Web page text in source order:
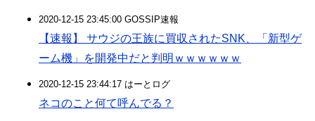
2020-12-15 23:45:00 GOSSIP速報
【速報】 サウジの王族に買収されたSNK、「新型ゲ
ーム機」を開発中だと判明ｗｗｗｗｗｗ
2020-12-15 23:44:17 はーとログ
ネコのこと何て呼んでる？